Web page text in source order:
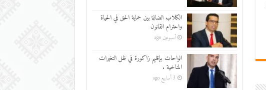
الكلاب الضالة بين حماية الحق في الحياة
واحترام القانون
أسبوعين ago
الواحات بإقليم زاكورة في ظل التغيرات
المناخية .
3 أسابيع ago